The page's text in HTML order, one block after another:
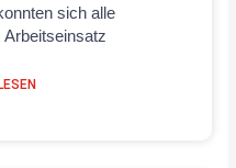
sich alle